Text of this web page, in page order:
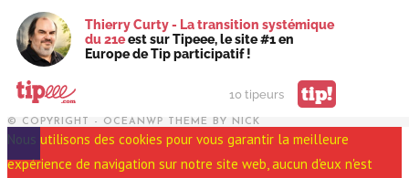
Thierry Curty - La transition systémique
du 21eest sur Tipeee, le site #1 en
Europe de Tip participatif !
10 tipeurs tip!
© COPYRIGHT - OCEANWP THEME BY NICK
Nous utilisons des cookies pour vous garantir la meilleure
expérience de navigation sur notre site web, aucun d'eux n'est